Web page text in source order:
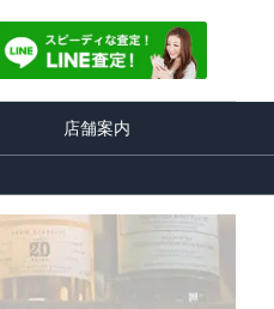
店舗案内